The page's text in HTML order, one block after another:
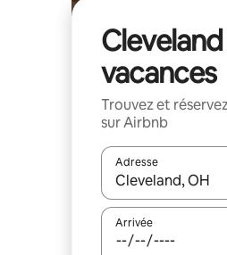
vacances
Trouvez et
sur Airbnb
Adresse
Lorsque les
Arrivée